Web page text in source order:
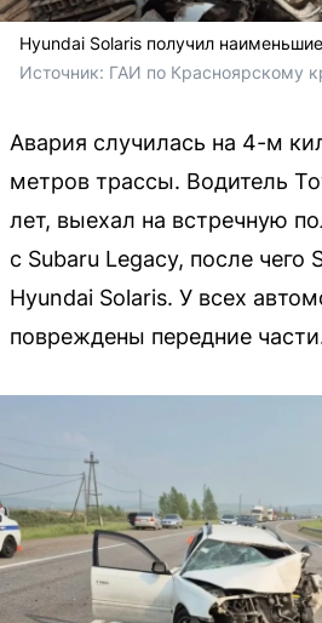
Hyundai Solaris получил
Источник: ГАИ по Красноярскому
Авария случилась на 4-м
метров трассы. Водитель
лет, выехал на встречную
с Subaru Legacy, после чего
Hyundai Solaris. У всех
повреждены передние